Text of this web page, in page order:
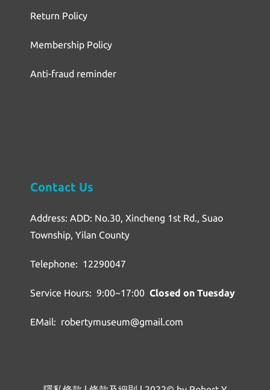
Return Policy
Membership Policy
Anti-fraud reminder
Contact Us
Address: ADD: No.30, Xincheng 1st Rd., Suao
Township, Yilan County
Telephone: 12290047
Service Hours: 9:00~17:00 Closed on Tuesday
EMail: robertymuseum@gmail.com